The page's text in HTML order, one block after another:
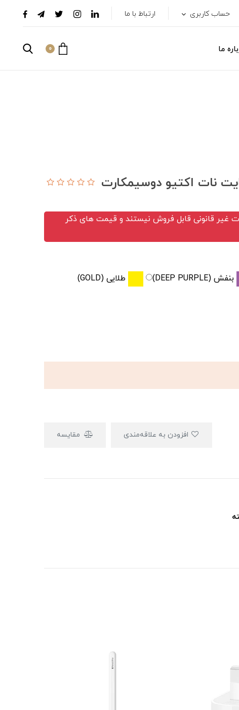
حساب کاربری ارتباط با ما
ما 0
غیر قانونی قابل فروش نیستند و قیمت های ذکر
بنفش (DEEP PURPLE)
طلایی (GOLD)
مقایسه